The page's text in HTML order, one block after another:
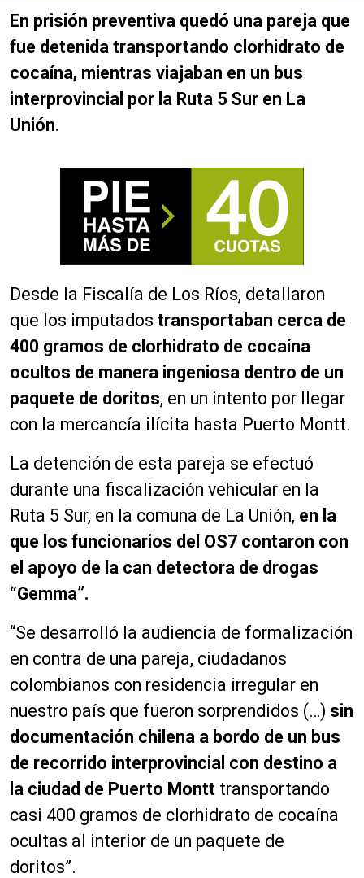
En prisión preventiva quedó una pareja que
fue detenida transportando clorhidrato de
cocaína, mientras viajaban en un bus
interprovincial por la Ruta 5 Sur en La
Unión.
Desde la Fiscalía de Los Ríos, detallaron
que los imputados transportaban cerca de
400 gramos de clorhidrato de cocaína
ocultos de manera ingeniosa dentro de un
paquete de doritos, en un intento por llegar
con la mercancía ilícita hasta Puerto Montt.
La detención de esta pareja se efectuó
durante una fiscalización vehicular en la
Ruta 5 Sur, en la comuna de La Unión, en la
que los funcionarios del OS7 contaron con
el apoyo de la can detectora de drogas
“Gemma”.
“Se desarrolló la audiencia de formalización
en contra de una pareja, ciudadanos
colombianos con residencia irregular en
nuestro país que fueron sorprendidos (…) sin
documentación chilena a bordo de un bus
de recorrido interprovincial con destino a
la ciudad de Puerto Montt transportando
casi 400 gramos de clorhidrato de cocaína
ocultas al interior de un paquete de
doritos”.